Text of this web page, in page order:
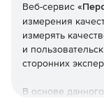
Веб-сервис
измерения
измерять
и
сторонних
В основе